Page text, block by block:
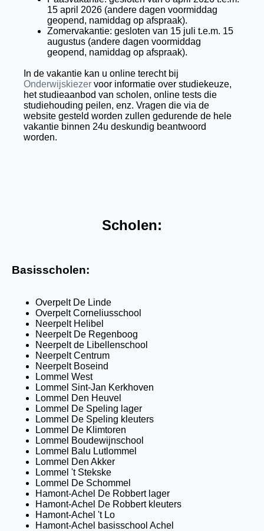
15 april 2026 (andere dagen voormiddag
geopend, namiddag op afspraak).
Zomervakantie: gesloten van 15 juli t.e.m. 15
augustus (andere dagen voormiddag
geopend, namiddag op afspraak).
In de vakantie kan u online terecht bij
Onderwijskiezer voor informatie over studiekeuze,
het studieaanbod van scholen, online tests die
studiehouding peilen, enz. Vragen die via de
website gesteld worden zullen gedurende de hele
vakantie binnen 24u deskundig beantwoord
worden.
Scholen:
Basisscholen:
Overpelt De Linde
Overpelt Corneliusschool
Neerpelt Helibel
Neerpelt De Regenboog
Neerpelt de Libellenschool
Neerpelt Centrum
Neerpelt Boseind
Lommel West
Lommel Sint-Jan Kerkhoven
Lommel Den Heuvel
Lommel De Speling lager
Lommel De Speling kleuters
Lommel De Klimtoren
Lommel Boudewijnschool
Lommel Balu Lutlommel
Lommel Den Akker
Lommel 't Stekske
Lommel De Schommel
Hamont-Achel De Robbert lager
Hamont-Achel De Robbert kleuters
Hamont-Achel 't Lo
Hamont-Achel basisschool Achel